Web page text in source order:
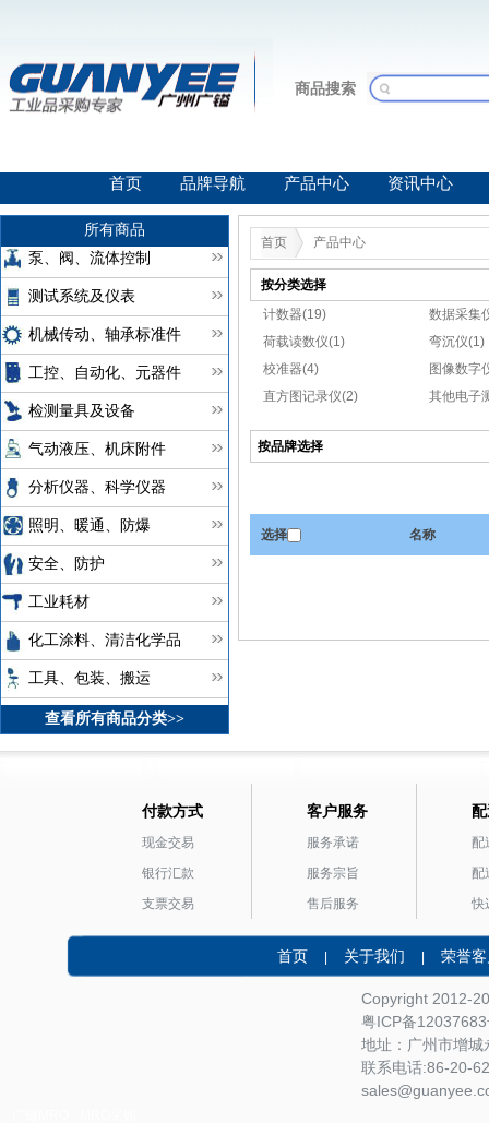
商品搜索
首页 品牌导航 产品中心 资讯中心
所有商品
泵、阀、流体控制
测试系统及仪表
机械传动、轴承标准件
工控、自动化、元器件
检测量具及设备
气动液压、机床附件
分析仪器、科学仪器
照明、暖通、防爆
安全、防护
工业耗材
化工涂料、清洁化学品
工具、包装、搬运
查看所有商品分类>>
首页 产品中心
按分类选择
计数器(19)
数据采集
荷载读数仪(1)
弯沉仪(1)
校准器(4)
图像数字
直方图记录仪(2)
其他电子
按品牌选择
选择 名称
付款方式
现金交易
银行汇款
支票交易
客户服务
服务承诺
服务宗旨
售后服务
配
配
快
首页 关于我们 荣誉
Copyright 2012-
粤ICP备12037683
地址：广州市增
联系电话:86-20-